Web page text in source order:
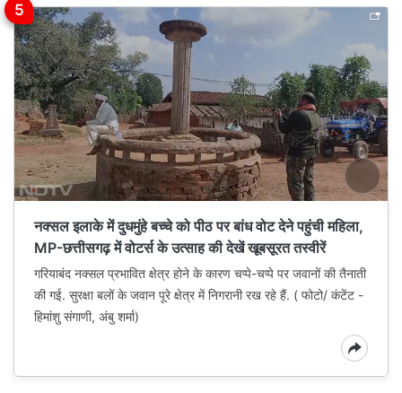
नक्सल इलाके में दुधमुंहे बच्चे को पीठ पर बांध वोट देने पहुंची महिला,
MP-छत्तीसगढ़ में वोटर्स के उत्साह की देखें खूबसूरत तस्वीरें
गरियाबंद नक्सल प्रभावित क्षेत्र होने के कारण चप्पे-चप्पे पर जवानों की तैनाती
की गई. सुरक्षा बलों के जवान पूरे क्षेत्र में निगरानी रख रहे हैं. ( फोटो/ कंटेंट -
हिमांशु संगाणी, अंबु शर्मा)